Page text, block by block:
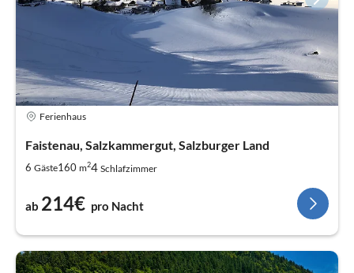
Ferienhaus
Faistenau, Salzkammergut, Salzburger Land
6 Gäste160 m24 Schlafzimmer
ab 214€ pro Nacht